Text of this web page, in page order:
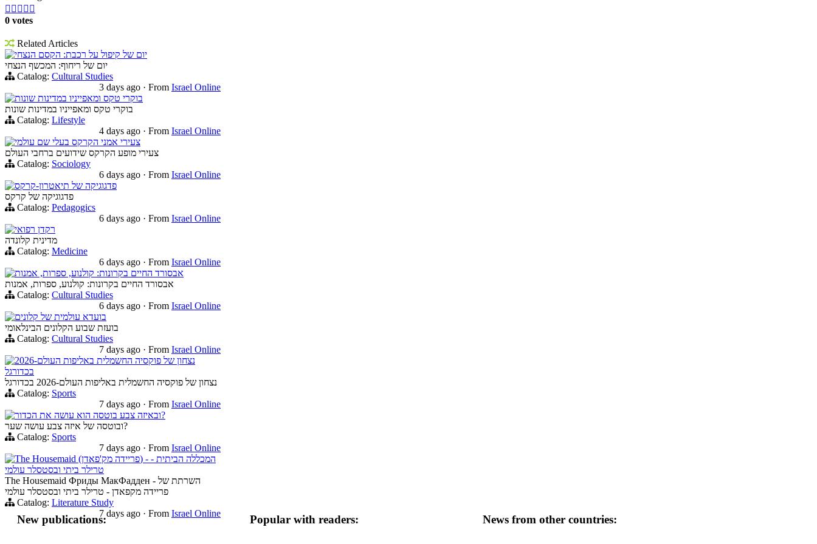
    
0 votes
Related Articles
יום של קיפול על רכבת: הקסם הנצחי
יום של ריחוף: המכשף הנצחי
Catalog: Cultural Studies
3 days ago · From Israel Online
בוקרי טקס ומאפייניו במדינות שונות
בוקרי טקס ומאפייניו במדינות שונות
Catalog: Lifestyle
4 days ago · From Israel Online
צעירי אמני הקרקס בעלי שם עולמי
צעירי מופע הקרקס שידועים ברחבי העולם
Catalog: Sociology
6 days ago · From Israel Online
פדגוגיקה של תיאטרון-קרקס
פדגוגיקה של קרקס
Catalog: Pedagogics
6 days ago · From Israel Online
רקדן רפואי
מדינית קלונדה
Catalog: Medicine
6 days ago · From Israel Online
אבסורד החיים בקרונות: קולנוע, ספרות, אמנות
אבסורד החיים בקרונות: קולנוע, ספרות, אמנות
Catalog: Cultural Studies
6 days ago · From Israel Online
בועדא עולמית של קלונים
בועזת שבוע הקלונים הבינלאומי
Catalog: Cultural Studies
7 days ago · From Israel Online
נצחון של פוקסיה החשמלית באליפות העולם-2026
בכדורגל
נצחון של פוקסיה החשמלית באליפות העולם-2026 בכדורגל
Catalog: Sports
7 days ago · From Israel Online
ובאיזה צבע בוטסה הוא עושה את הכדור?
ובוטסה של איזה צבע עושה שער?
Catalog: Sports
7 days ago · From Israel Online
The Housemaid (פריידה מק'פאדן) - המכללה הביתית -
טרילר ביתי ובסטסלר עולמי
The Housemaid Фриды МакФадден - השרתת של
פריידה מקפאדן - טרילר ביתי ובסטסלר עולמי
Catalog: Literature Study
7 days ago · From Israel Online
New publications: Popular with readers: News from other countries: